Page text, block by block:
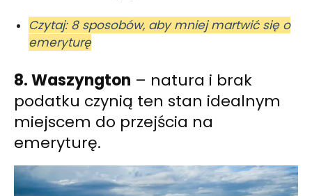
Czytaj: 8 sposobów, aby mniej martwić się o
emeryturę
8. Waszyngton – natura i brak
podatku czynią ten stan idealnym
miejscem do przejścia na
emeryturę.